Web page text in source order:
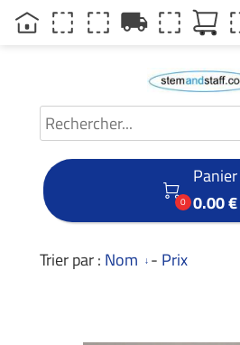

0
Panier
0.00 €
Trier par : Nom - Prix
local_shipping